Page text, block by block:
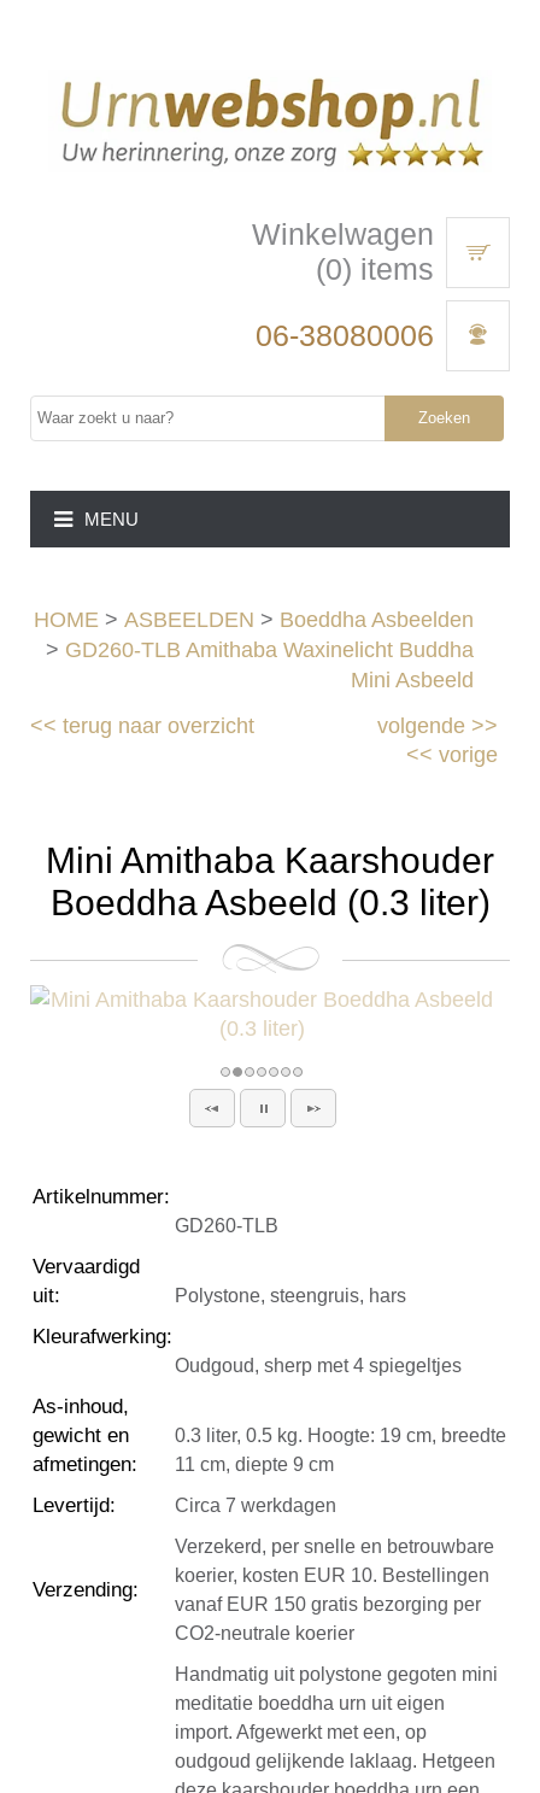
Winkelwagen
(0) items
06-38080006
Zoeken
MENU
HOME > ASBEELDEN > Boeddha Asbeelden
> GD260-TLB Amithaba Waxinelicht Buddha
Mini Asbeeld
<<terug naar overzicht volgende>>
<< vorige
Mini Amithaba Kaarshouder
Boeddha Asbeeld (0.3 liter)
Artikelnummer:
GD260-TLB
Vervaardigd
uit: Polystone, steengruis, hars
Kleurafwerking:
Oudgoud, sherp met 4 spiegeltjes
As-inhoud,
gewicht en
afmetingen:
0.3 liter, 0.5 kg. Hoogte: 19 cm, breedte
11 cm, diepte 9 cm
Levertijd: Circa 7 werkdagen
Verzending:
Verzekerd, per snelle en betrouwbare
koerier, kosten EUR 10. Bestellingen
vanaf EUR 150 gratis bezorging per
CO2-neutrale koerier
Handmatig uit polystone gegoten mini
meditatie boeddha urn uit eigen
import. Afgewerkt met een, op
oudgoud gelijkende laklaag. Hetgeen